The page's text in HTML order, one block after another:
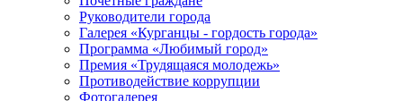
Руководители города
Галерея «Курганцы - гордость города»
Программа «Любимый город»
Премия «Трудящаяся молодежь»
Противодействие коррупции
Фотогалерея